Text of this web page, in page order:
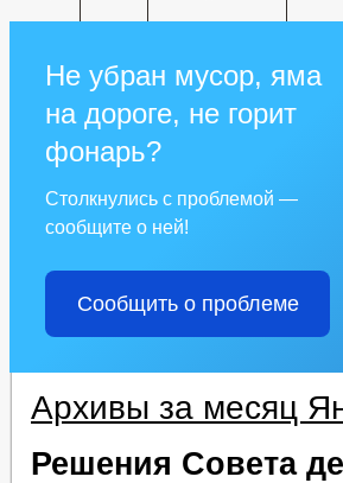
Не убран мусор, яма
на дороге, не горит
фонарь?
Столкнулись с проблемой —
сообщите о ней!
Сообщить о проблеме
Архивы за месяц
Решения Совета